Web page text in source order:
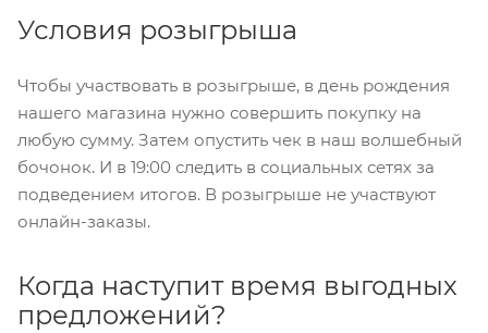
Условия розыгрыша
Чтобы участвовать в розыгрыше, в день рождения
нашего магазина нужно совершить покупку на
любую сумму. Затем опустить чек в наш волшебный
бочонок. И в 19:00 следить в социальных сетях за
подведением итогов. В розыгрыше не участвуют
онлайн-заказы.
Когда наступит время выгодных
предложений?